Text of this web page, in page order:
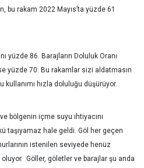
bu rakam 2022 Mayıs’ta yüzde 61
yüzde 86. Barajların Doluluk Oranı
yüzde 70. Bu rakamlar sizi aldatmasın
hızla doluluğu düşürüyor.
bölgenin içme suyu ihtiyacını
taşıyamaz hale geldi. Göl her geçen
istenilen seviyede henüz
Göller, göletler ve barajlar şu anda